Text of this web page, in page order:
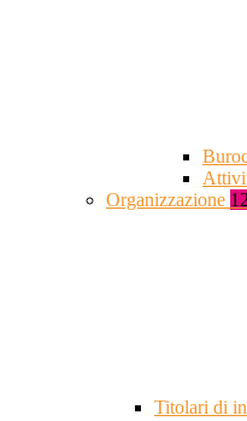
Organizzazione 12
Titolari di